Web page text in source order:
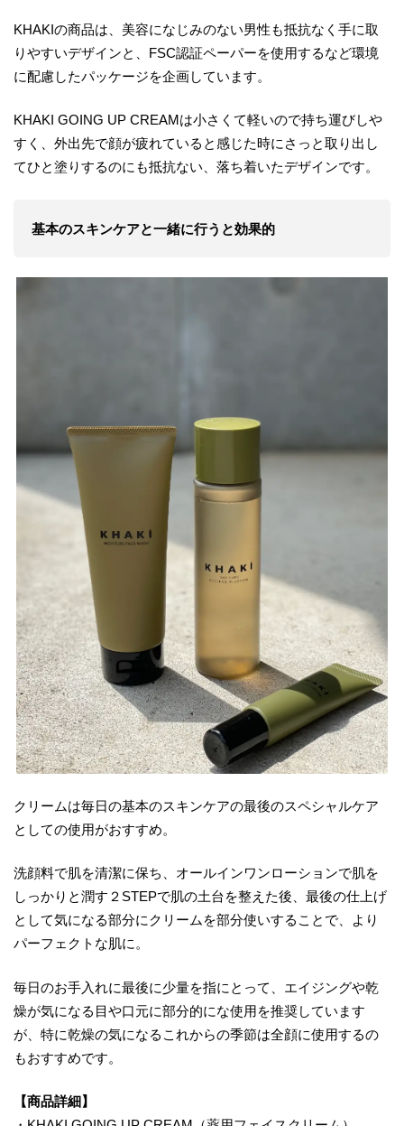
KHAKIの商品は、美容になじみのない男性も抵抗なく手に取
りやすいデザインと、FSC認証ペーパーを使用するなど環境
に配慮したパッケージを企画しています。
KHAKI GOING UP CREAMは小さくて軽いので持ち運びしや
すく、外出先で顔が疲れていると感じた時にさっと取り出し
てひと塗りするのにも抵抗ない、落ち着いたデザインです。
基本のスキンケアと一緒に行うと効果的
クリームは毎日の基本のスキンケアの最後のスペシャルケア
としての使用がおすすめ。
洗顔料で肌を清潔に保ち、オールインワンローションで肌を
しっかりと潤す２STEPで肌の土台を整えた後、最後の仕上げ
として気になる部分にクリームを部分使いすることで、より
パーフェクトな肌に。
毎日のお手入れに最後に少量を指にとって、エイジングや乾
燥が気になる目や口元に部分的にな使用を推奨しています
が、特に乾燥の気になるこれからの季節は全顔に使用するの
もおすすめです。
【商品詳細】